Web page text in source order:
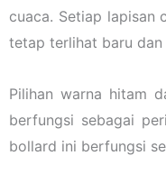
cuaca. Setiap lapisan
tetap terlihat baru dan
Pilihan warna hitam
berfungsi sebagai
bollard ini berfungsi